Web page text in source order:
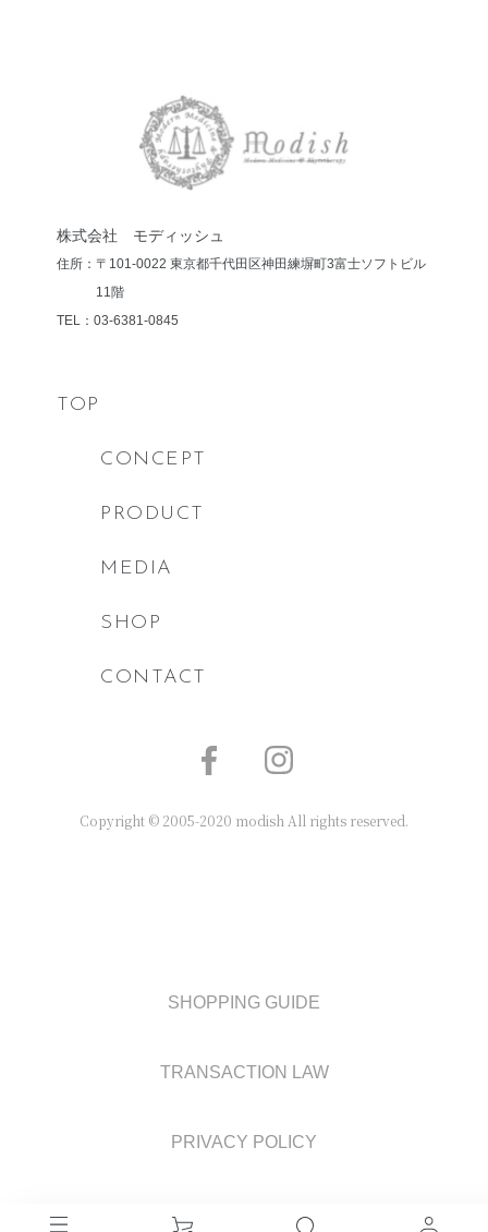
株式会社 モディッシュ
住所：〒101-0022 東京都千代田区神田練塀町3富士ソフトビル
11階
TEL：03-6381-0845
TOP
CONCEPT
PRODUCT
MEDIA
SHOP
CONTACT
Copyright © 2005-2020 modish All rights reserved.
SHOPPING GUIDE
TRANSACTION LAW
PRIVACY POLICY